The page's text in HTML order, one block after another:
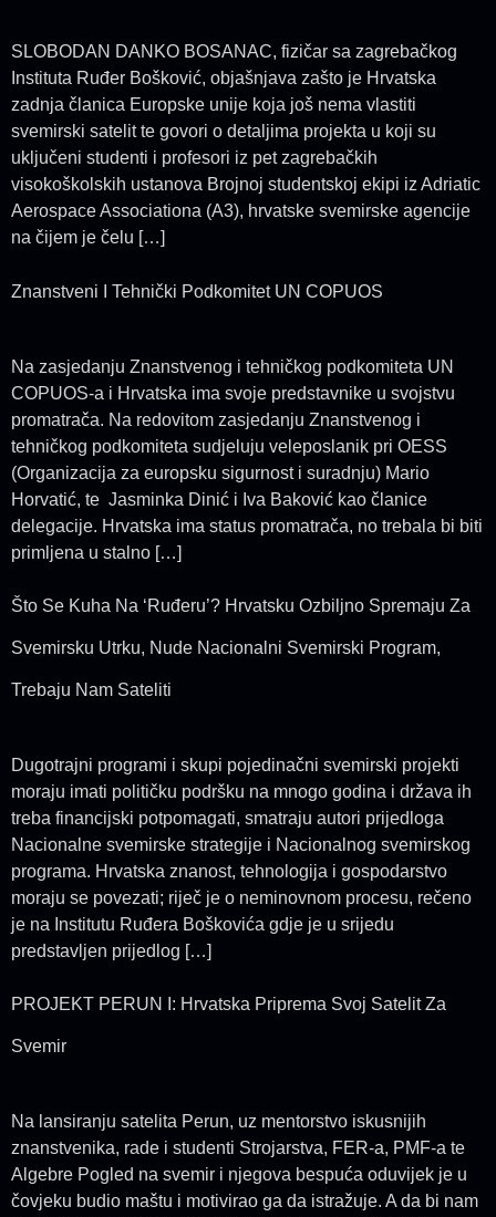
SLOBODAN DANKO BOSANAC, fizičar sa zagrebačkog
Instituta Ruđer Bošković, objašnjava zašto je Hrvatska
zadnja članica Europske unije koja još nema vlastiti
svemirski satelit te govori o detaljima projekta u koji su
uključeni studenti i profesori iz pet zagrebačkih
visokoškolskih ustanova Brojnoj studentskoj ekipi iz Adria­tic
Aerospace Associationa (A3), hrvatske svemirske agencije
na čijem je čelu […]
Znanstveni I Tehnički Podkomitet UN COPUOS
Na zasjedanju Znanstvenog i tehničkog podkomiteta UN
COPUOS-a i Hrvatska ima svoje predstavnike u svojstvu
promatrača. Na redovitom zasjedanju Znanstvenog i
tehničkog podkomiteta sudjeluju veleposlanik pri OESS
(Organizacija za europsku sigurnost i suradnju) Mario
Horvatić, te Jasminka Dinić i Iva Baković kao članice
delegacije. Hrvatska ima status promatrača, no trebala bi biti
primljena u stalno […]
Što Se Kuha Na ‘Ruđeru’? Hrvatsku Ozbiljno Spremaju Za
Svemirsku Utrku, Nude Nacionalni Svemirski Program,
Trebaju Nam Sateliti
Dugotrajni programi i skupi pojedinačni svemirski projekti
moraju imati političku podršku na mnogo godina i država ih
treba financijski potpomagati, smatraju autori prijedloga
Nacionalne svemirske strategije i Nacionalnog svemirskog
programa. Hrvatska znanost, tehnologija i gospodarstvo
moraju se povezati; riječ je o neminovnom procesu, rečeno
je na Institutu Ruđera Boškovića gdje je u srijedu
predstavljen prijedlog […]
PROJEKT PERUN I: Hrvatska Priprema Svoj Satelit Za
Svemir
Na lansiranju satelita Perun, uz mentorstvo iskusnijih
znanstvenika, rade i studenti Strojarstva, FER-a, PMF-a te
Algebre Pogled na svemir i njegova bespuća oduvijek je u
čovjeku budio maštu i motivirao ga da istražuje. A da bi nam